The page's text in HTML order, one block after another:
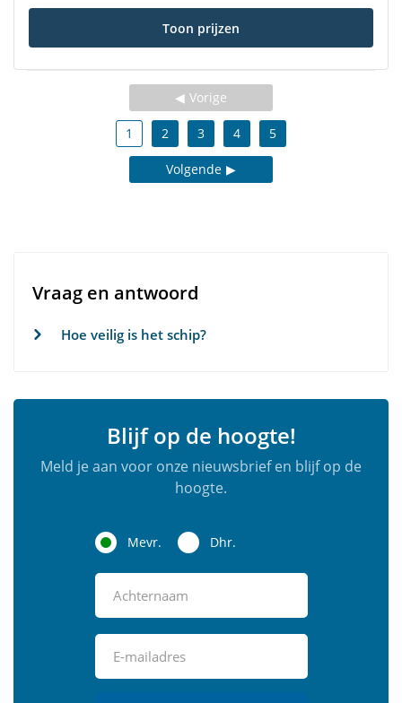
Toon prijzen
Vorige
1 2 3 4 5
Volgende
Vraag en antwoord
Hoe veilig is het schip?
Blijf op de hoogte!
Meld je aan voor onze nieuwsbrief en blijf op de
hoogte.
Mevr. Dhr.